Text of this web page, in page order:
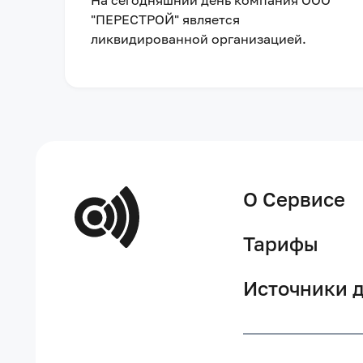
"ПЕРЕСТРОЙ" является
ликвидированной организацией.
О Сервисе
Тарифы
Источники